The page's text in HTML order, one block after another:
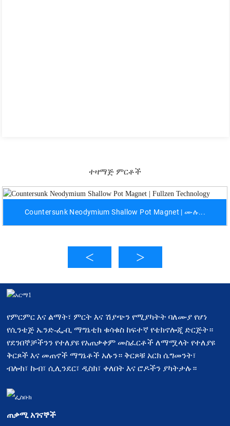
ተዛማጅ ምርቶች
Countersunk Neodymium Shallow Pot Magnet | ሙሉ...
የምርምር እና ልማት፣ ምርት እና ሽያጭን የሚያካትት ባለሙያ የሆነ
የሲንቴጅ ኤንድ-ፌ-ቢ ማግኔቲክ ቁሳቁስ ከፍተኛ የቴክኖሎጂ ድርጅት።
የደንበኞቻችንን የተለያዩ የአጠቃቀም መስፈርቶች ለማሟላት የተለያዩ
ቅርጾች እና መጠኖች ማግኔቶች አሉን። ቅርጾቹ አርክ ሴግመንት፣
ብሎክ፣ ኩብ፣ ሲሊንደር፣ ዲስክ፣ ቀለበት እና ሮዶችን ያካትታሉ።
ጠቃሚ አገናኞች